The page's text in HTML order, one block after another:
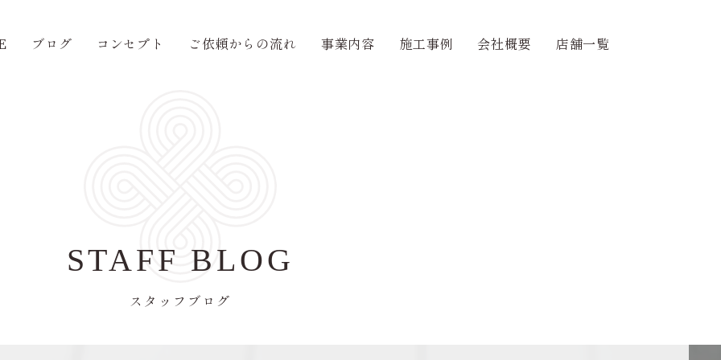
ブログ コンセプト ご依頼からの流れ 事業内容 施工事例 会社概要 店舗一覧
STAFF BLOG
スタッフブログ